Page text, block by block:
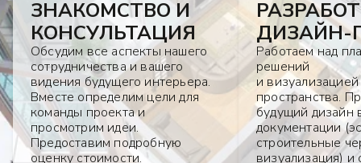
ЗНАКОМСТВО И
КОНСУЛЬТАЦИЯ
Обсудим все аспекты нашего
сотрудничества и вашего
видения будущего интерьера.
Вместе определим цели для
команды проекта и
просмотрим идеи.
Предоставим подробную
оценку стоимости.
ДИЗАЙН-
Работаем над
решений
и визуализацией
пространства.
будущий дизайн
документации
строительные
визуализация)